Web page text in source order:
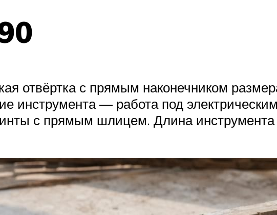
отвёртка с прямым наконечником
инструмента — работа под
с прямым шлицем. Длина